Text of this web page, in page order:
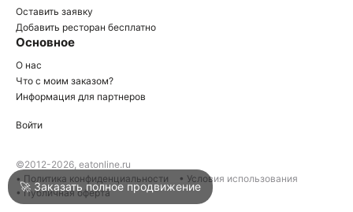
Войти
Написать в техподдержку
Оставить заявку
Добавить ресторан бесплатно
Основное
О нас
Что с моим заказом?
Информация для партнеров
Войти
©2012-2026, eatonline.ru
• Политика конфиденциальности
• Условия использования
• Публичная оферта
🚀 Заказать полное продвижение